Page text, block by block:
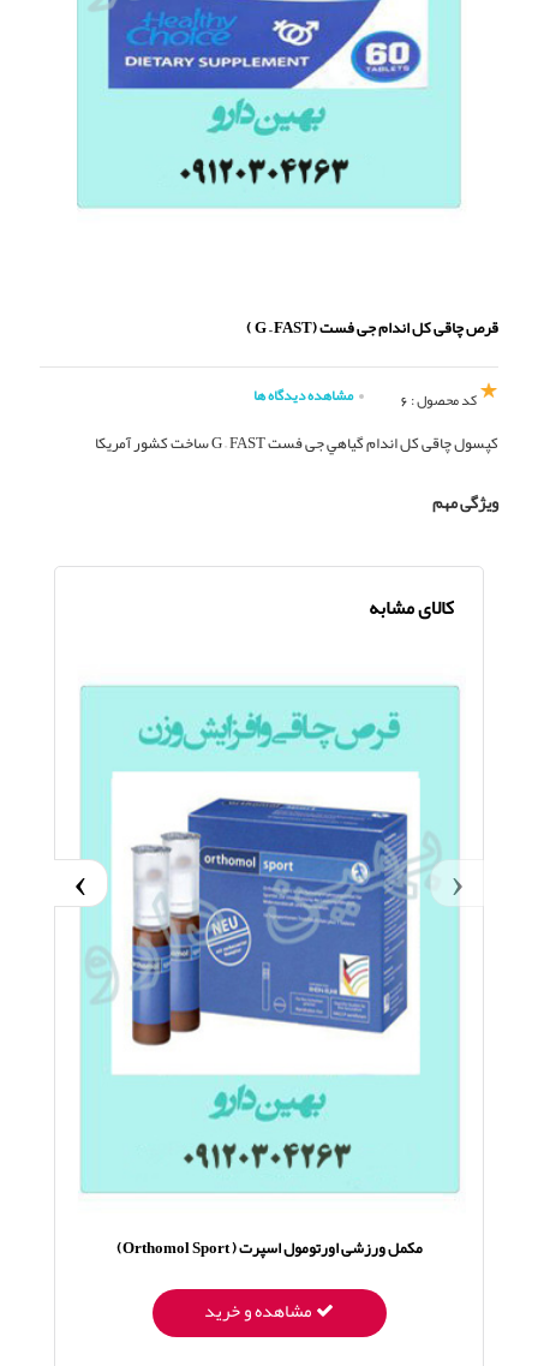
قرص چاقی کل اندام جی فست (G – FAST )
کد محصول : 6 مشاهده دیدگاه ها
کپسول چاقی کل اندام گياهي جی فست G – FAST ساخت کشور آمریکا
ویژگی مهم
کالای مشابه
مکمل ورزشی اورتومول اسپرت ( Orthomol Sport)
مشاهده و خرید
‹
›